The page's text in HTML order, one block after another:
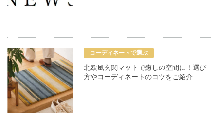
コーディネートで選ぶ
北欧風玄関マットで癒しの空間に！選び
方やコーディネートのコツをご紹介